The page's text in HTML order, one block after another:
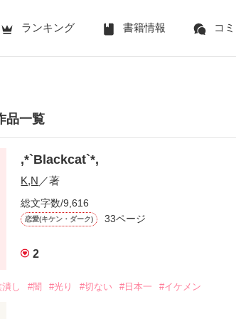
ランキング 書籍情報 コ
品一覧
,*`Blackcat`*,
K,N ／著
総文字数/9,616
恋愛(キケン・ダーク) 33ページ
2
潰し #闇 #光り #切ない #日本一 #イケメン